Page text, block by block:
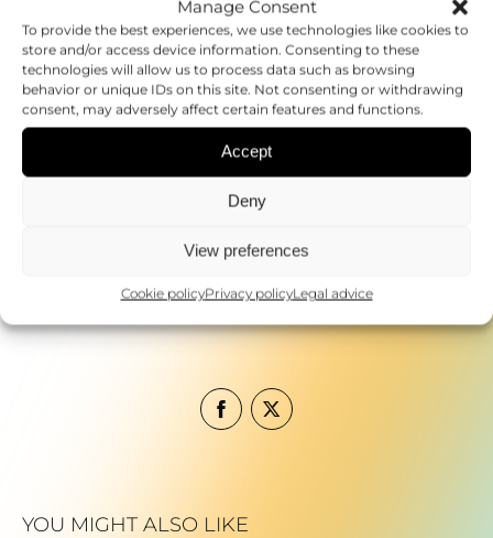
Manage Consent
To provide the best experiences, we use technologies like cookies to
store and/or access device information. Consenting to these
technologies will allow us to process data such as browsing
behavior or unique IDs on this site. Not consenting or withdrawing
consent, may adversely affect certain features and functions.
Accept
Deny
View preferences
Cookie policyPrivacy policyLegal advice
conocimiento básico hacia aplicaciones
clínicas, con un impacto potencial directo en
la salud pública global.
Con estos nuevos estándares, la comunidad
científica da un paso firme hacia una
investigación más rigurosa, transparente y
colaborativa, capaz de responder a uno de
Enlace al artículohttps://rdcu.be/e3txx
YOU MIGHT ALSO LIKE